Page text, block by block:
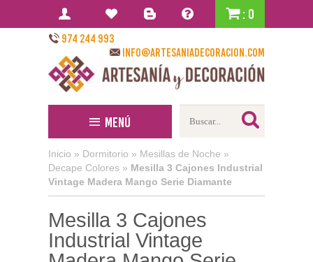
: 0
974 244 993
info@artesaniadecoracion.com
Menú
Inicio » Dormitorio » Mesillas de Noche »
Decape Colores » Mesilla 3 Cajones Industrial
Vintage Madera Mango Serie Diamante
Mesilla 3 Cajones
Industrial Vintage